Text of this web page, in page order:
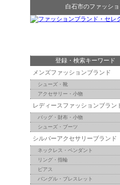
白石市のファッシ
登録・検索キーワード
メンズファッションブランド
シューズ・靴
アクセサリー・小物
レディースファッションブラン
バッグ・財布・小物
シューズ・ブーツ
シルバーアクセサリーブランド
ネックレス・ペンダント
リング・指輪
ピアス
バングル・ブレスレット